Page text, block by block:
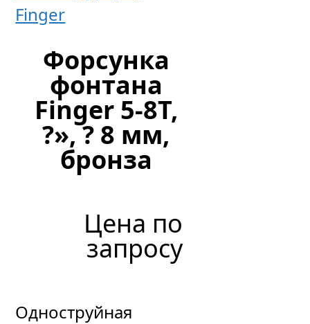
Finger
Форсунка
фонтана
Finger 5-8T,
?», ? 8 мм,
бронза
Цена по
запросу
Одноструйная